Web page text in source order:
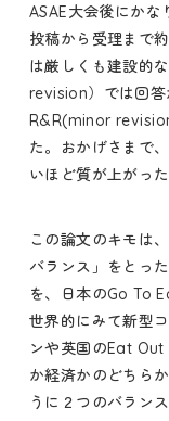
ASAE大会後にかな
投稿から受理まで
は厳しくも建設的
revision）では回
R&R(minor
た。おかげさまで
いほど質が上がっ
この論文のキモは
バランス」をとっ
を、日本のGo To
世界的にみて新型
ンや英国のEat
か経済かのどちら
うに２つのバラン